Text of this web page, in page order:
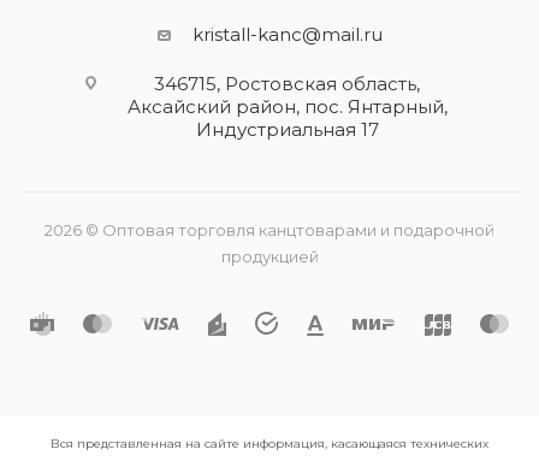
kristall-kanc@mail.ru
346715, Ростовская область​,
Аксайский район, пос. Янтарный,
Индустриальная 17
2026 © Оптовая торговля канцтоварами и подарочной
продукцией
Вся представленная на сайте информация, касающаяся технических